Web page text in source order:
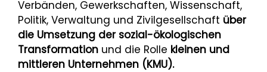
Verbänden, Gewerkschaften, Wissenschaft,
Politik, Verwaltung und Zivilgesellschaft über
die Umsetzung der sozial-ökologischen
Transformation und die Rolle kleinen und
mittleren Unternehmen (KMU).